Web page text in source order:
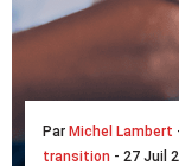
Par Michel Lambert
transition - 27 Juil